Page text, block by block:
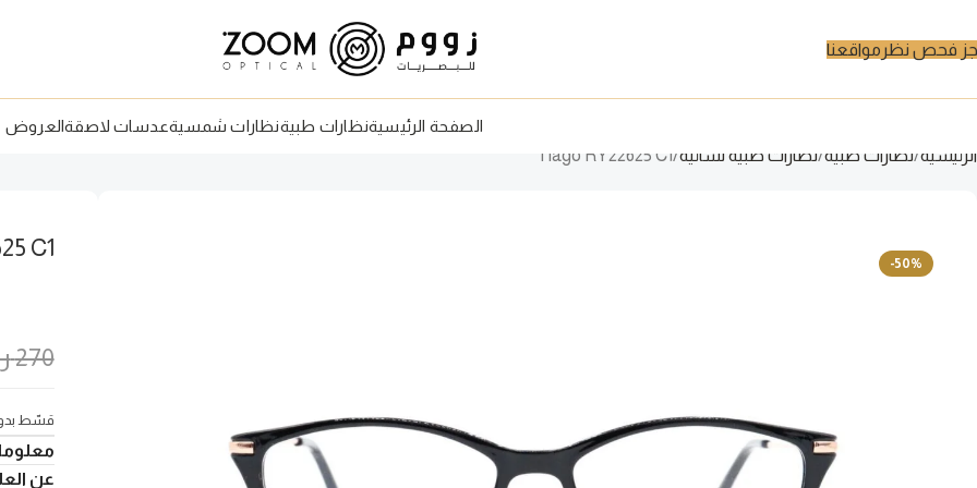
فحص نظر مواقعنا
الصفحة الرئيسيةنظارات طبيةنظارات شمسيةعدسات لاصقةالعروض
الرئيسية نظارات طبية نظارات طبية نسائية Tiago RY22625 C1
-50%
C1
270
قسّط
عن